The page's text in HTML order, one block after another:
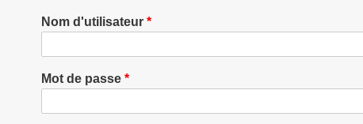
Nom d'utilisateur
Mot de passe